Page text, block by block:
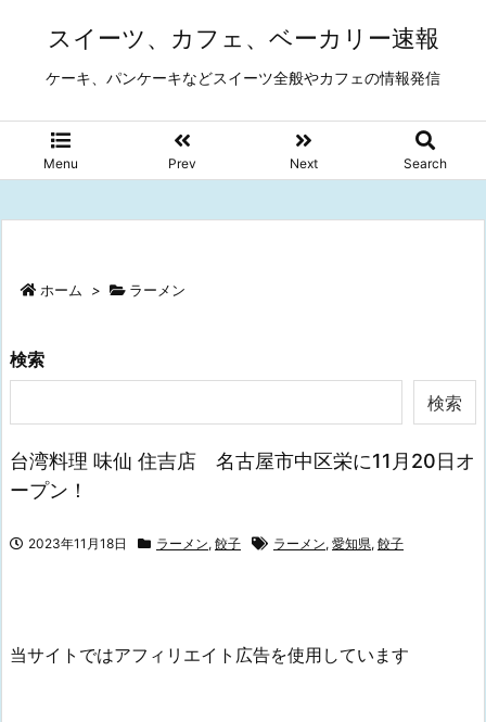
スイーツ、カフェ、ベーカリー速報
ケーキ、パンケーキなどスイーツ全般やカフェの情報発信
Menu Prev Next Search
ホーム > ラーメン
検索
検索
台湾料理 味仙 住吉店 名古屋市中区栄に11月20日オ
ープン！
2023年11月18日 ラーメン, 餃子 ラーメン, 愛知県, 餃子
当サイトではアフィリエイト広告を使用しています